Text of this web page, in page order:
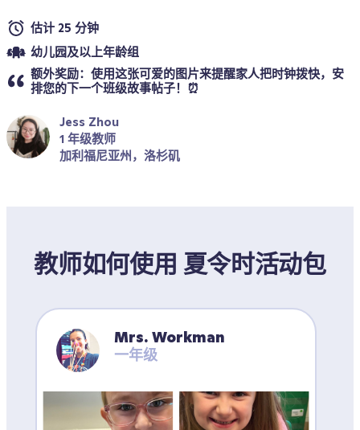
估计 25 分钟
幼儿园及以上年龄组
额外奖励：使用这张可爱的图片来提醒家人把时钟拨快，安
排您的下一个班级故事帖子！⏰
Jess Zhou
1 年级教师
加利福尼亚州，洛杉矶
教师如何使用 夏令时活动包
Mrs. Workman
一年级